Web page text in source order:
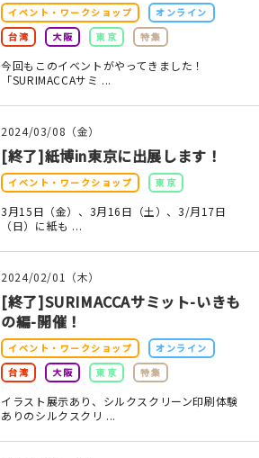
イベント・ワークショップ
オンライン
台湾
大阪 東京 特集
今回もこのイベントがやってきました！
「SURIMACCAサミ ...
2024/03/08（金）
[終了]紙博in東京に出展します！
イベント・ワークショップ 東京
3月15日（金）、3月16日（土）、3/月17日
（日）に紙も ...
2024/02/01（木）
[終了]SURIMACCAサミット-いきも
の編-開催！
イベント・ワークショップ
オンライン
台湾
大阪 東京 特集
イラスト展示あり、シルクスクリーン印刷体験
ありのシルクスクリ ...